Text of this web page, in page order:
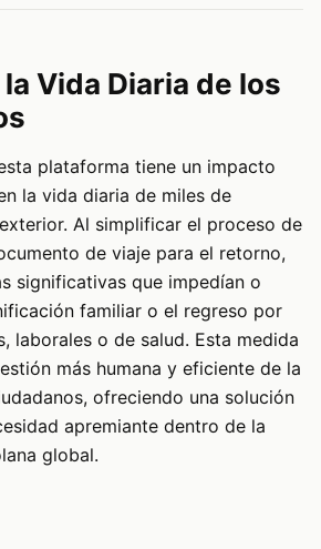
Vida Diaria de los
plataforma tiene un impacto
la vida diaria de miles de
Al simplificar el proceso de
de viaje para el retorno,
significativas que impedían o
familiar o el regreso por
laborales o de salud. Esta medida
más humana y eficiente de la
ofreciendo una solución
apremiante dentro de la
global.